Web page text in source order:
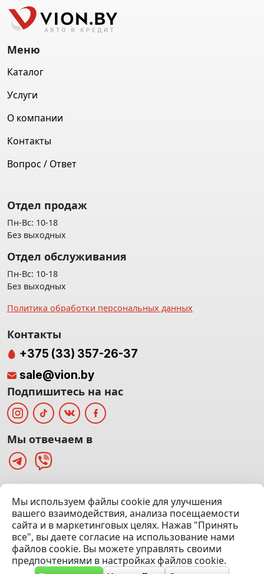
(Офис: 5 этаж | Осмотр авто: 5 этаж)
Посмотреть на карте
© 2020 — 2026 VION.BY — Продажа, выкуп и обмен | УНП
192961100 |Эвакуатор Минск
Меню
Каталог
Услуги
О компании
Контакты
Вопрос / Ответ
Отдел продаж
Пн-Вс: 10-18
Без выходных
Отдел обслуживания
Пн-Вс: 10-18
Без выходных
Политика обработки персональных данных
Мы используем файлы cookie для улучшения
вашего взаимодействия, анализа посещаемости
сайта и в маркетинговых целях. Нажав "Принять
все", вы даете согласие на использование нами
файлов cookie. Вы можете управлять своими
предпочтениями в настройках файлов cookie.
Контакты
+375 (33) 357-26-37
sale@vion.by
Подпишитесь на нас
Мы отвечаем в